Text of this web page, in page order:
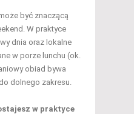
być znaczącą
W praktyce
dnia oraz lokalne
w porze lunchu (ok.
obiad bywa
dolnego zakresu.
w praktyce